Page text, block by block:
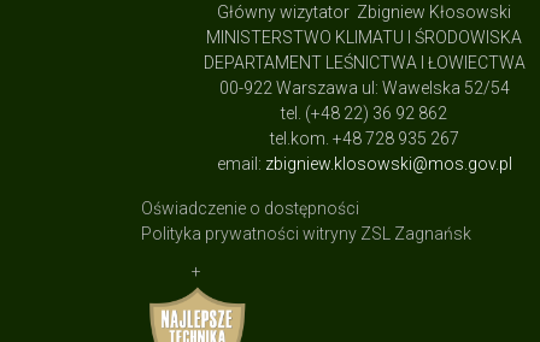
Główny wizytator Zbigniew Kłosowski
MINISTERSTWO KLIMATU I ŚRODOWISKA
DEPARTAMENT LEŚNICTWA I ŁOWIECTWA
00-922 Warszawa ul: Wawelska 52/54
tel. (+48 22) 36 92 862
tel.kom. +48 728 935 267
email: zbigniew.klosowski@mos.gov.pl
Oświadczenie o dostępności
Polityka prywatności witryny ZSL Zagnańsk
+